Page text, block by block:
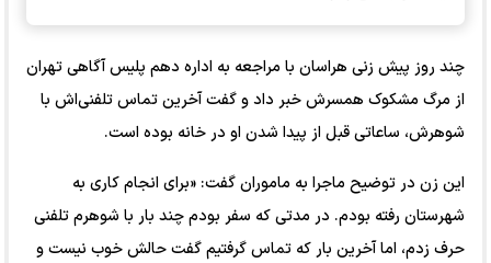
چند روز پیش زنی هراسان با مراجعه به اداره دهم پلیس آگاهی تهران
از مرگ مشکوک همسرش خبر داد و گفت آخرین تماس تلفنی‌اش با
شوهرش، ساعاتی قبل از پیدا شدن او در خانه بوده است.
این زن در توضیح ماجرا به ماموران گفت: «برای انجام کاری به
شهرستان رفته بودم. در مدتی که سفر بودم چند بار با شوهرم تلفنی
حرف زدم، اما آخرین بار که تماس گرفتیم گفت حالش خوب نیست و